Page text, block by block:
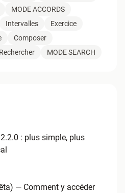
MODE ACCORDS
Intervalles
Exercice
Composer
Rechercher MODE SEARCH
: plus simple, plus
— Comment y accéder